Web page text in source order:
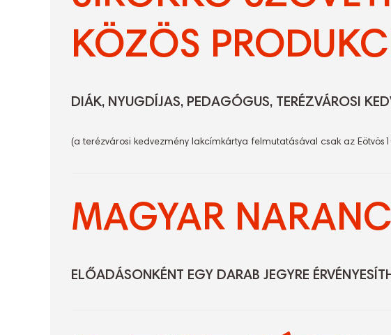
KÖZÖS
DIÁK, NYUGDÍJAS, PEDAGÓGUS, TERÉZVÁROSI
(a terézvárosi kedvezmény lakcímkártya felmutatásával csak az
MAGYAR
ELŐADÁSONKÉNT EGY DARAB JEGYRE